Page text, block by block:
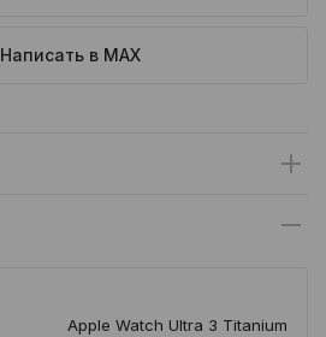
Написать в MAX
Apple Watch Ultra 3 Titanium